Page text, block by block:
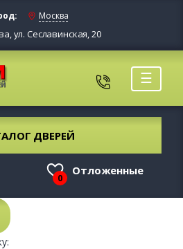
Москва
ул. Сеславинская, 20
☰
ДВЕРЕЙ
0
Отложенные